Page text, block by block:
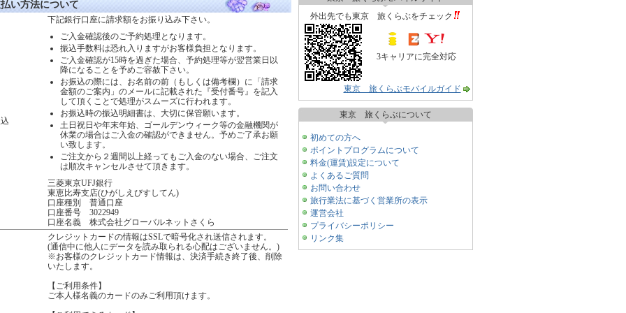
い方法について
下記銀行口座に請求額をお振り込み下さい。
ご入金確認後のご予約処理となります。
振込手数料は恐れ入りますがお客様負担となります。
ご入金確認が15時を過ぎた場合、予約処理等が翌営業日以
降になることを予めご容赦下さい。
お振込の際には、お名前の前（もしくは備考欄）に「請求
金額のご案内」のメールに記載された『受付番号』を記入
して頂くことで処理がスムーズに行われます。
お振込時の振込明細書は、大切に保管願います。
土日祝日や年末年始、ゴールデンウィーク等の金融機関が
休業の場合はご入金の確認ができません。予めご了承お願
い致します。
ご注文から２週間以上経ってもご入金のない場合、ご注文
は順次キャンセルさせて頂きます。
三菱東京UFJ銀行
東恵比寿支店(ひがしえびすしてん)
口座種別 普通口座
口座番号 3022949
口座名義 株式会社グローバルネットさくら
クレジットカードの情報はSSLで暗号化され送信されます。
(通信中に他人にデータを読み取られる心配はございません。)
※お客様のクレジットカード情報は、決済手続き終了後、削除
いたします。
【ご利用条件】
ご本人様名義のカードのみご利用頂けます。
外出先でも東京 旅くらぶをチェック
3キャリアに完全対応
東京 旅くらぶモバイルガイド
東京 旅くらぶについて
初めての方へ
ポイントプログラムについて
料金(運賃)設定について
よくあるご質問
お問い合わせ
旅行業法に基づく営業所の表示
運営会社
プライバシーポリシー
リンク集